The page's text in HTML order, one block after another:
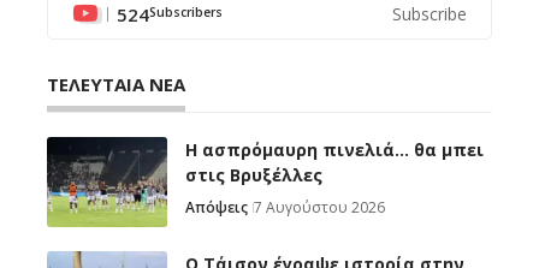
524Subscribers Subscribe
ΤΕΛΕΥΤΑΙΑ ΝΕΑ
Η ασπρόμαυρη πινελιά… θα μπει
στις Βρυξέλλες
Απόψεις 7 Αυγούστου 2026